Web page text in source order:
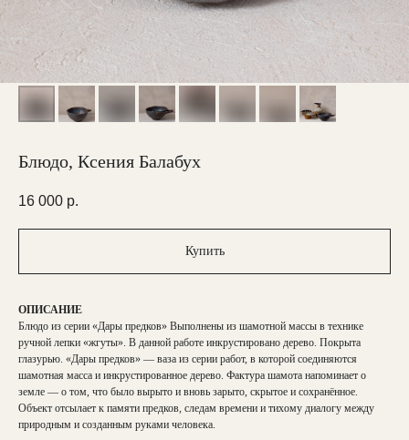
Блюдо, Ксения Балабух
16 000 р.
Купить
ОПИСАНИЕ
Блюдо из серии «Дары предков» Выполнены из шамотной массы в технике
ручной лепки «жгуты». В данной работе инкрустировано дерево. Покрыта
глазурью. «Дары предков» — ваза из серии работ, в которой соединяются
шамотная масса и инкрустированное дерево. Фактура шамота напоминает о
земле — о том, что было вырыто и вновь зарыто, скрытое и сохранённое.
Объект отсылает к памяти предков, следам времени и тихому диалогу между
природным и созданным руками человека.